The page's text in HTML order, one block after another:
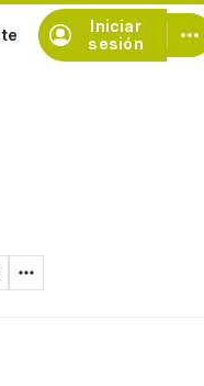
Iniciar
sesión